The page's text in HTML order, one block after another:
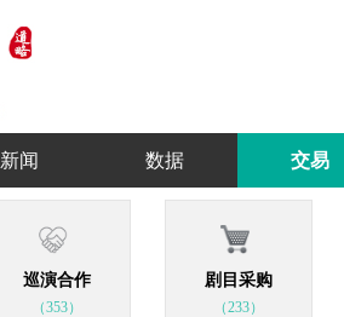
新闻 数据 交易
巡演合作
（353）
剧目采购
（233）